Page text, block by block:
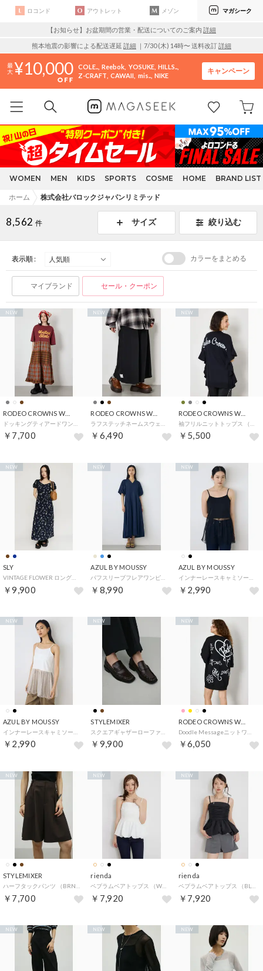
ロコンド アウトレット メゾン マガシーク
【お知らせ】お盆期間の営業・配送についてのご案内 詳細
熊本地震の影響による配送遅延 詳細 ｜7/30 (木) 14時〜 送料改訂詳細
10,000 COLE.. Reebok YOSUKE HILLS..
Z-CRAFT CAWAII mis.. NIKE
キャンペーン
WOMEN MEN KIDS SPORTS COSME HOME BRAND LIST
ホーム 株式会社バロックジャパンリミテッド
8,562 件 サイズ 絞り込む
表示順 : カラーをまとめる
マイブランド セール・クーポン
￥7,700
NEW
￥6,490
NEW
RODEO CROWNS WIDE BOWL
￥5,500
NEW
SLY
￥9,900
NEW
AZUL BY MOUSSY
￥8,990
NEW
AZUL BY MOUSSY
￥2,990
NEW
AZUL BY MOUSSY
￥2,990
NEW
STYLEMIXER
￥9,900
NEW
RODEO CROWNS WIDE BOWL
￥6,050
NEW
STYLEMIXER
￥7,700
NEW
rienda
￥7,920
NEW
rienda
￥7,920
NEW
NEW NEW NEW